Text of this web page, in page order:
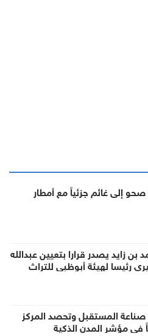
إلى غائم جزئياً مع أمطار
بن زايد يصدر قرارا بتعيين عبدالله
رئيسا لهيئة أبوظبي للتراث
المستقبل وتحصد المركز
في مؤشر المدن الذكية